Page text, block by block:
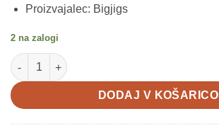
Proizvajalec: Bigjigs
2 na zalogi
Male hodulje, krokodil količina
DODAJ V KOŠARICO